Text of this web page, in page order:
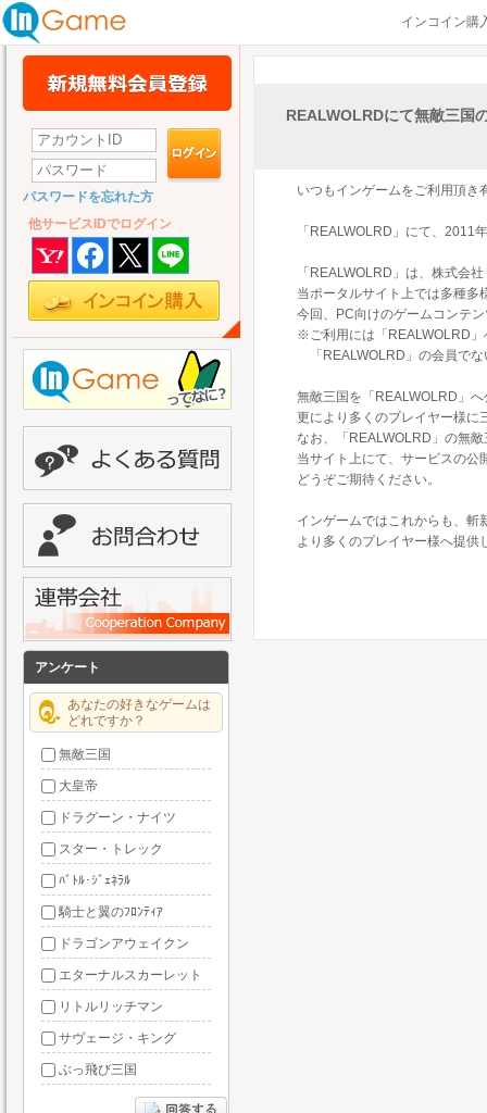
インコイン購
パスワードを忘れた方
他サービスIDでログイン
アンケート
あなたの好きなゲームは
どれですか？
無敵三国
大皇帝
ドラグーン・ナイツ
スター・トレック
ﾊﾞﾄﾙ･ｼﾞｪﾈﾗﾙ
騎士と翼のﾌﾛﾝﾃｨｱ
ドラゴンアウェイクン
エターナルスカーレット
リトルリッチマン
サヴェージ・キング
ぶっ飛び三国
あやかしっくレコード
REALWOLRDにて無敵三国
いつもインゲームをご利用頂き
「REALWOLRD」にて、2011
「REALWOLRD」は、株式会
当ポータルサイト上では多種多
今回、PC向けのゲームコンテ
※ご利用には「REALWOLRD
「REALWOLRD」の会員でな
無敵三国を「REALWOLRD」
更により多くのプレイヤー様に
なお、「REALWOLRD」の無
当サイト上にて、サービスの公
どうぞご期待ください。
インゲームではこれからも、斬
より多くのプレイヤー様へ提供